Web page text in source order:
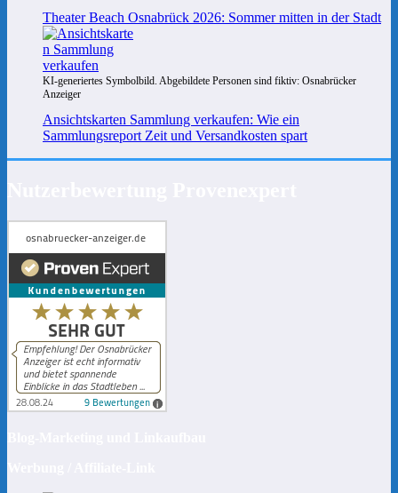
Theater Beach Osnabrück 2026: Sommer mitten in der Stadt
KI-generiertes Symbolbild. Abgebildete Personen sind fiktiv: Osnabrücker
Anzeiger
Ansichtskarten Sammlung verkaufen: Wie ein
Sammlungsreport Zeit und Versandkosten spart